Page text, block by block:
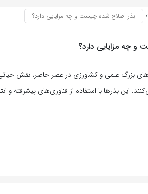
بذر اصلاح شده چیست و چه مزایایی دارد؟
چه مزایایی دارد؟
بزرگ علمی و کشاورزی در عصر حاضر، نقش
این بذرها با استفاده از فناوری‌های پیشرفته و